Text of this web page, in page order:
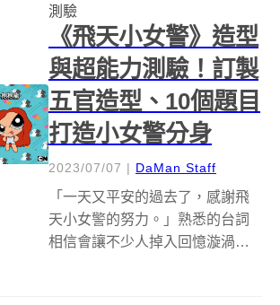
呼應2023台灣設計展在新北...
測驗
《飛天小女警》造型
與超能力測驗！訂製
五官造型、10個題目
打造小女警分身
2023/07/07 | DaMan Staff
「一天又平安的過去了，感謝飛
天小女警的努力。」熟悉的台詞
相信會讓不少人掉入回憶漩渦，